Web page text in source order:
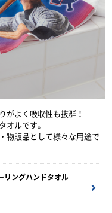
がよく吸収性も抜群！
オルです。
物販品として様々な用途で
リングハンドタオル